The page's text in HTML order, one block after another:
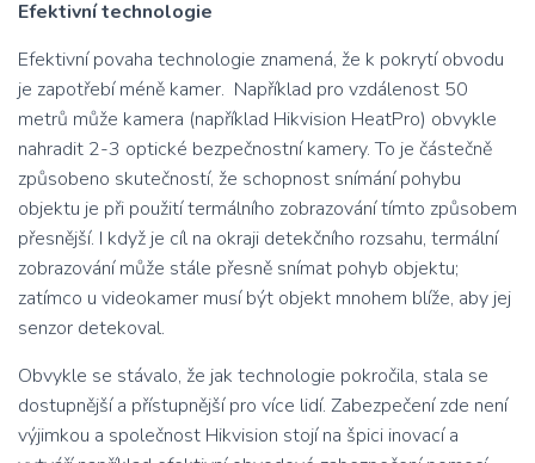
Efektivní technologie
Efektivní povaha technologie znamená, že k pokrytí obvodu
je zapotřebí méně kamer. Například pro vzdálenost 50
metrů může kamera (například Hikvision HeatPro) obvykle
nahradit 2-3 optické bezpečnostní kamery. To je částečně
způsobeno skutečností, že schopnost snímání pohybu
objektu je při použití termálního zobrazování tímto způsobem
přesnější. I když je cíl na okraji detekčního rozsahu, termální
zobrazování může stále přesně snímat pohyb objektu;
zatímco u videokamer musí být objekt mnohem blíže, aby jej
senzor detekoval.
Obvykle se stávalo, že jak technologie pokročila, stala se
dostupnější a přístupnější pro více lidí. Zabezpečení zde není
výjimkou a společnost Hikvision stojí na špici inovací a